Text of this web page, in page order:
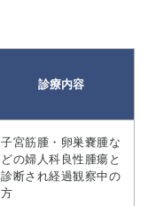
診療内容
子宮筋腫・卵巣嚢腫な
どの婦人科良性腫瘍と
診断され経過観察中の
方